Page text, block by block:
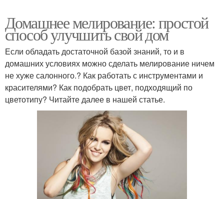
Домашнее мелирование: простой
способ улучшить свой дом
Если обладать достаточной базой знаний, то и в
домашних условиях можно сделать мелирование ничем
не хуже салонного.? Как работать с инструментами и
красителями? Как подобрать цвет, подходящий по
цветотипу? Читайте далее в нашей статье.